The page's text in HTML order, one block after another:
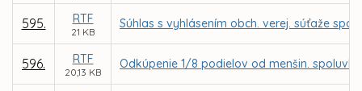
595. RTF
21 KB
Súhlas s vyhlásením obch. verej. súťaže
596. RTF
20,13 KB
Odkúpenie 1/8 podielov od menšin.